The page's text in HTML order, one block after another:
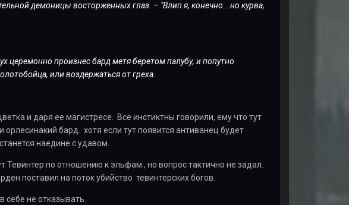
демоницы восторженных глаз. – "Влип я, конечно...но курва,
церемонно произнес бард метя беретом палубу, и попутно
или воздержаться от греха.
и даря ее магистресе. Все инстиктны говорили, ему что тут
бард. хотя если тут появится антиванец будет
наедине с удавом.
Тевинтер по отношению к эльфам., но вопрос тактично не задал.
поставил на поток убийство тевинтерских богов.
не отказывать.